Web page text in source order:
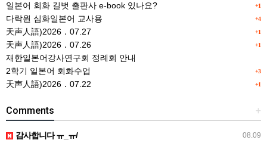
+1
일본어 회화 길벗 출판사 e-book 있나요?
+4
다락원 심화일본어 교사용
+1
天声人語)2026．07.27
+1
天声人語)2026．07.26
재한일본어강사연구회 정례회 안내
+3
2학기 일본어 회화수업
+1
天声人語)2026．07.22
+
Comments
08.09
감사합니다 ㅠ_ㅠ/